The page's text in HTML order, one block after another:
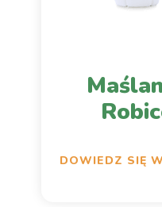
DOWIEDZ SIĘ